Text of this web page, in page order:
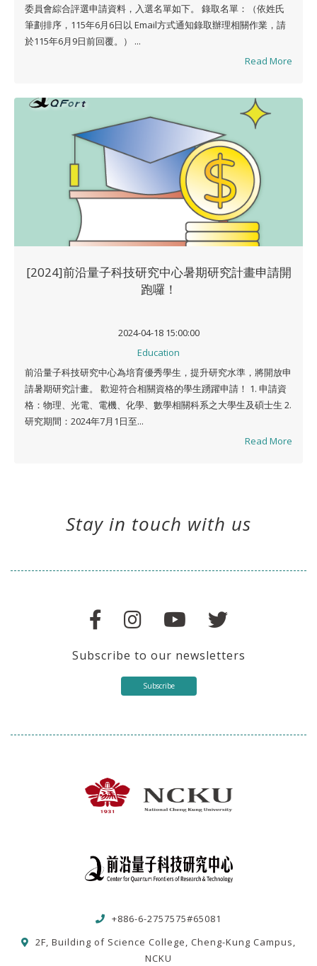
委員會綜合評選申請資料，入選名單如下。 錄取名單：（依姓氏
筆劃排序，115年6月6日以 Email方式通知錄取辦理相關作業，請
於115年6月9日前回覆。） ...
Read More
[2024]前沿量子科技研究中心暑期研究計畫申請開
跑囉！
2024-04-18 15:00:00
Education
前沿量子科技研究中心為培育優秀學生，提升研究水準，將開放申
請暑期研究計畫。 歡迎符合相關資格的學生踴躍申請！ 1. 申請資
格：物理、光電、電機、化學、數學相關科系之大學生及碩士生 2.
研究期間：2024年7月1日至...
Read More
Stay in touch with us
Subscribe to our newsletters
Subscribe
+886-6-2757575#65081
2F, Building of Science College, Cheng-Kung Campus,
NCKU